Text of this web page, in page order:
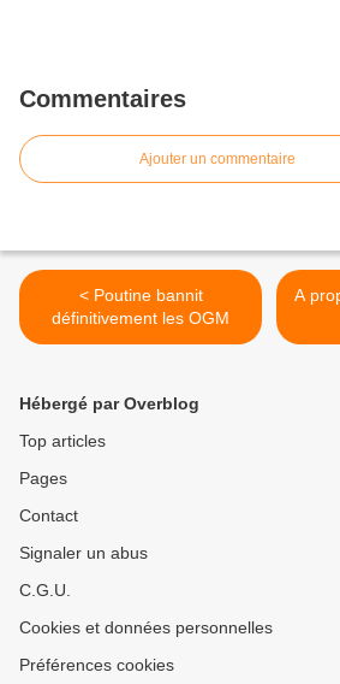
Commentaires
Ajouter un commentaire
< Poutine bannit
définitivement les OGM
A
Hébergé par Overblog
Top articles
Pages
Contact
Signaler un abus
C.G.U.
Cookies et données personnelles
Préférences cookies